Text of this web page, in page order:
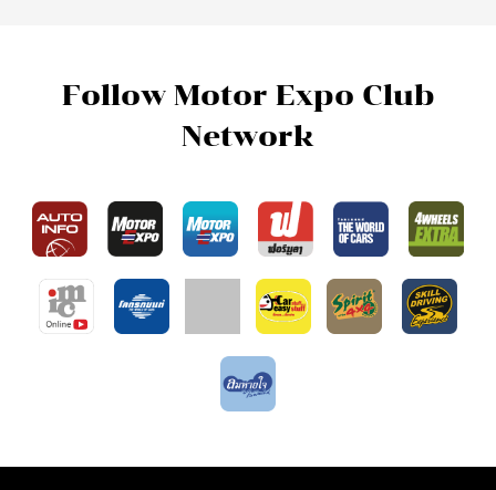
Follow Motor Expo Club
Network